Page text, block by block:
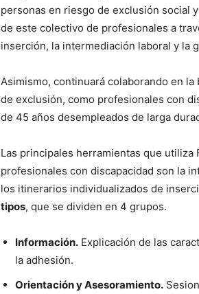
personas en riesgo de exclusión social
de este colectivo de profesionales a
inserción, la intermediación laboral y la
Asimismo, continuará colaborando en
de exclusión, como profesionales con
de 45 años desempleados de larga
Las principales herramientas que utiliza
profesionales con discapacidad son la
los itinerarios individualizados de
tipos, que se dividen en 4 grupos.
Información. Explicación de las
la adhesión.
Orientación y Asesoramiento.